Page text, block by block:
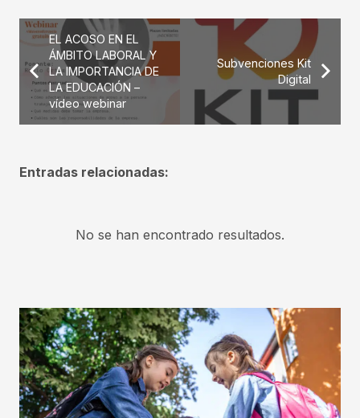
EL ACOSO EN EL
ÁMBITO LABORAL Y
LA IMPORTANCIA DE
LA EDUCACIÓN –
vídeo webinar
Subvenciones Kit
Digital
Entradas relacionadas:
No se han encontrado resultados.